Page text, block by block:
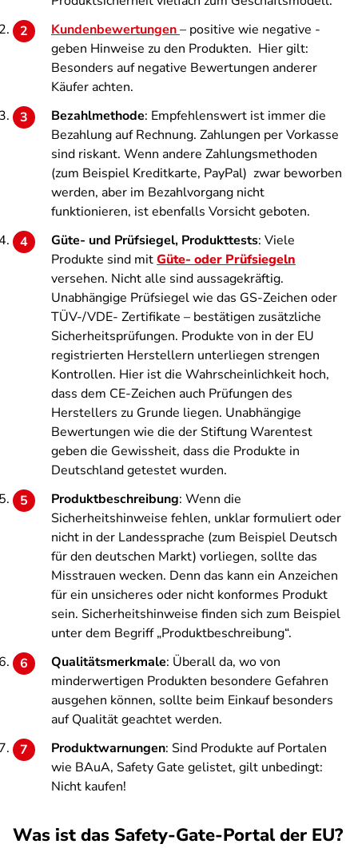
Kundenbewertungen– positive wie negative -
geben Hinweise zu den Produkten. Hier gilt:
Besonders auf negative Bewertungen anderer
Käufer achten.
Bezahlmethode: Empfehlenswert ist immer die
Bezahlung auf Rechnung. Zahlungen per Vorkasse
sind riskant. Wenn andere Zahlungsmethoden
(zum Beispiel Kreditkarte, PayPal) zwar beworben
werden, aber im Bezahlvorgang nicht
funktionieren, ist ebenfalls Vorsicht geboten.
Güte- und Prüfsiegel, Produkttests: Viele
Produkte sind mitGüte- oder Prüfsiegeln
versehen. Nicht alle sind aussagekräftig.
Unabhängige Prüfsiegel wie das GS-Zeichen oder
TÜV-/VDE- Zertifikate – bestätigen zusätzliche
Sicherheitsprüfungen. Produkte von in der EU
registrierten Herstellern unterliegen strengen
Kontrollen. Hier ist die Wahrscheinlichkeit hoch,
dass dem CE-Zeichen auch Prüfungen des
Herstellers zu Grunde liegen. Unabhängige
Bewertungen wie die der Stiftung Warentest
geben die Gewissheit, dass die Produkte in
Deutschland getestet wurden.
Produktbeschreibung: Wenn die
Sicherheitshinweise fehlen, unklar formuliert oder
nicht in der Landessprache (zum Beispiel Deutsch
für den deutschen Markt) vorliegen, sollte das
Misstrauen wecken. Denn das kann ein Anzeichen
für ein unsicheres oder nicht konformes Produkt
sein. Sicherheitshinweise finden sich zum Beispiel
unter dem Begriff „Produktbeschreibung“.
Qualitätsmerkmale: Überall da, wo von
minderwertigen Produkten besondere Gefahren
ausgehen können, sollte beim Einkauf besonders
auf Qualität geachtet werden.
Produktwarnungen: Sind Produkte auf Portalen
wie BAuA, Safety Gate gelistet, gilt unbedingt:
Nicht kaufen!
Was ist das Safety-Gate-Portal der EU?